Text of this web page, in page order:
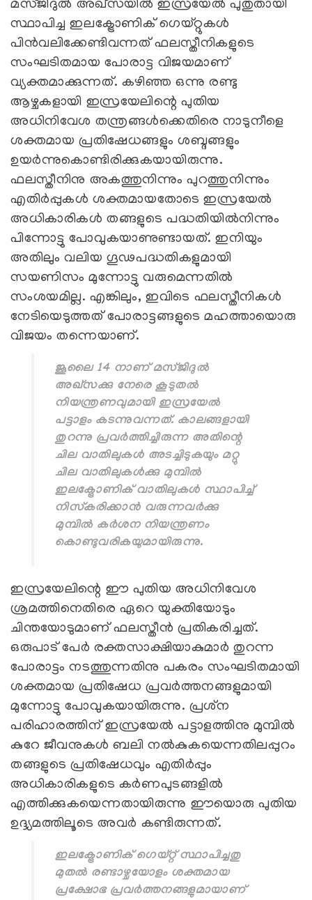
മസ്ജിദുല്‍ അഖ്‌സയില്‍ ഇസ്രയേല്‍ പുതുതായി
സ്ഥാപിച്ച ഇലക്ട്രോണിക് ഗെയ്റ്റുകള്‍
പിന്‍വലിക്കേണ്ടിവന്നത് ഫലസ്തീനികളുടെ
സംഘടിതമായ പോരാട്ട വിജയമാണ്
വ്യക്തമാക്കുന്നത്. കഴിഞ്ഞ ഒന്നു രണ്ടു
ആഴ്ചകളായി ഇസ്രയേലിന്റെ പുതിയ
അധിനിവേശ തന്ത്രങ്ങള്‍ക്കെതിരെ നാടുനീളെ
ശക്തമായ പ്രതിഷേധങ്ങളും ശബ്ദങ്ങളും
ഉയര്‍ന്നുകൊണ്ടിരിക്കുകയായിരുന്നു.
ഫലസ്തീനിനു അകത്തുനിന്നും പുറത്തുനിന്നും
എതിര്‍പ്പുകള്‍ ശക്തമായതോടെ ഇസ്രയേല്‍
അധികാരികള്‍ തങ്ങളുടെ പദ്ധതിയില്‍നിന്നും
പിന്നോട്ടു പോവുകയാണുണ്ടായത്. ഇനിയും
അതിലും വലിയ ഗൂഢപദ്ധതികളുമായി
സയണിസം മുന്നോട്ടു വരുമെന്നതില്‍
സംശയമില്ല. എങ്കിലും, ഇവിടെ ഫലസ്തീനികള്‍
നേടിയെടുത്തത് പോരാട്ടങ്ങളുടെ മഹത്തായൊരു
വിജയം തന്നെയാണ്.
ജൂലൈ 14 നാണ് മസ്ജിദുല്‍
അഖ്‌സക്കു നേരെ കൂടുതല്‍
നിയന്ത്രണവുമായി ഇസ്രയേല്‍
പട്ടാളം കടന്നുവന്നത്. കാലങ്ങളായി
തുറന്നു പ്രവര്‍ത്തിച്ചിരുന്ന അതിന്റെ
ചില വാതിലുകള്‍ അടച്ചിടുകയും മറ്റു
ചില വാതിലുകള്‍ക്കു മുമ്പില്‍
ഇലക്ട്രോണിക് വാതിലുകള്‍ സ്ഥാപിച്ച്
നിസ്‌കരിക്കാന്‍ വരുന്നവര്‍ക്കു
മുമ്പില്‍ കര്‍ശന നിയന്ത്രണം
കൊണ്ടുവരികയുമായിരുന്നു.
ഇസ്രയേലിന്റെ ഈ പുതിയ അധിനിവേശ
ശ്രമത്തിനെതിരെ ഏറെ യുക്തിയോടും
ചിന്തയോടുമാണ് ഫലസ്തീന്‍ പ്രതികരിച്ചത്.
ഒരുപാട് പേര്‍ രക്തസാക്ഷിയാകുമാര്‍ തുറന്ന
പോരാട്ടം നടത്തുന്നതിനു പകരം സംഘടിതമായി
ശക്തമായ പ്രതിഷേധ പ്രവര്‍ത്തനങ്ങളുമായി
മുന്നോട്ടു പോവുകയായിരുന്നു. പ്രശ്‌ന
പരിഹാരത്തിന് ഇസ്രയേല്‍ പട്ടാളത്തിനു മുമ്പില്‍
കുറേ ജീവനുകള്‍ ബലി നല്‍കുകയെന്നതിലപ്പുറം
തങ്ങളുടെ പ്രതിഷേധവും എതിര്‍പ്പും
അധികാരികളുടെ കര്‍ണപുടങ്ങളില്‍
എത്തിക്കുകയെന്നതായിരുന്നു ഈയൊരു പുതിയ
ഉദ്ദ്യമത്തിലൂടെ അവര്‍ കണ്ടിരുന്നത്.
ഇലക്ട്രോണിക് ഗെയ്റ്റ് സ്ഥാപിച്ചതു
മുതല്‍ രണ്ടാഴ്ചയോളം ശക്തമായ
പ്രക്ഷോഭ പ്രവര്‍ത്തനങ്ങളുമായാണ്